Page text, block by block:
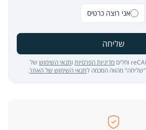
אני רוצה כרטיס
שליחה
מדיניות הפרטיות ותנאי השימוש של
תנאי השימוש של האתר.